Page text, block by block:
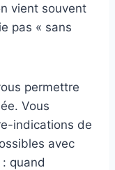
vient souvent
pas « sans
permettre
Vous
indications de
avec
quand